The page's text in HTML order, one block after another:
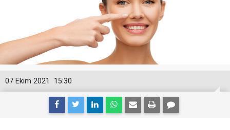
15:30
07 Ekim 2021